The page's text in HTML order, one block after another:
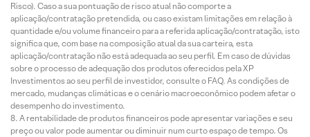
Risco). Caso a sua pontuação de risco atual não comporte a
aplicação/contratação pretendida, ou caso existam limitações em relação à
quantidade e/ou volume financeiro para a referida aplicação/contratação, isto
significa que, com base na composição atual da sua carteira, esta
aplicação/contratação não está adequada ao seu perfil. Em caso de dúvidas
sobre o processo de adequação dos produtos oferecidos pela XP
Investimentos ao seu perfil de investidor, consulte o FAQ. As condições de
mercado, mudanças climáticas e o cenário macroeconômico podem afetar o
desempenho do investimento.
A rentabilidade de produtos financeiros pode apresentar variações e seu
preço ou valor pode aumentar ou diminuir num curto espaço de tempo. Os